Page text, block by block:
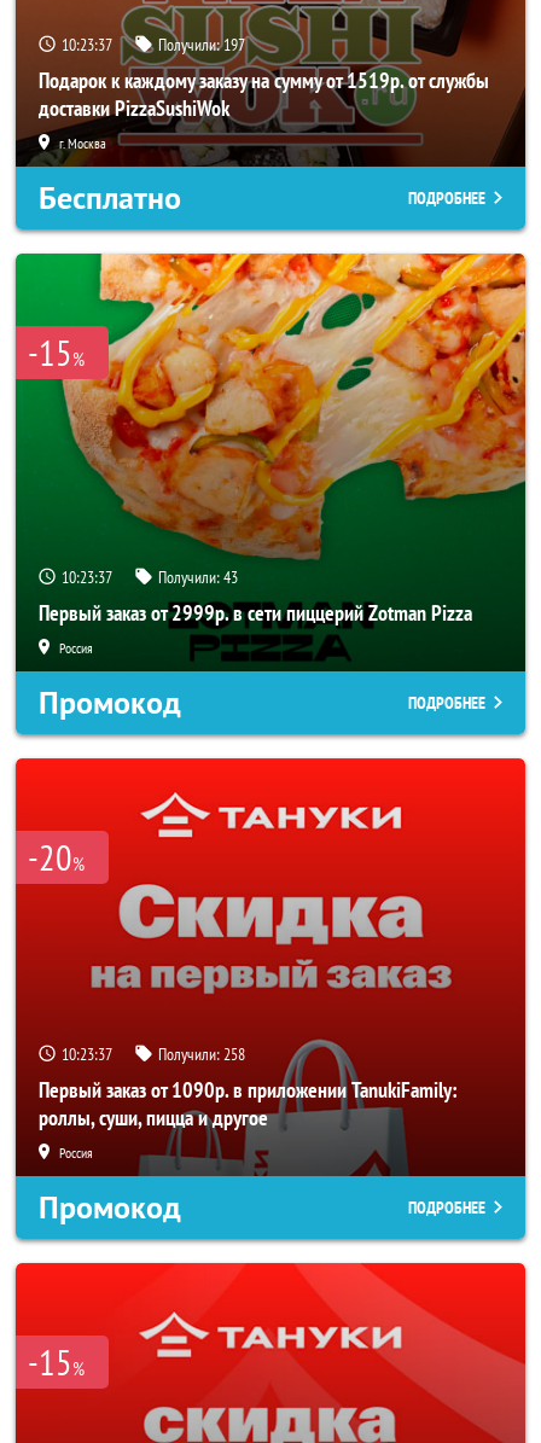
10:23:36 Получили:197
Подарок к каждому заказу на сумму от 1519р. от службы
доставки PizzaSushiWok
г. Москва
Бесплатно ПОДРОБНЕЕ
-15%
10:23:36 Получили:43
Первый заказ от 2999р. в сети пиццерий Zotman Pizza
Россия
Промокод ПОДРОБНЕЕ
-20%
10:23:36 Получили:258
Первый заказ от 1090р. в приложении TanukiFamily:
роллы, суши, пицца и другое
Россия
Промокод ПОДРОБНЕЕ
-15%